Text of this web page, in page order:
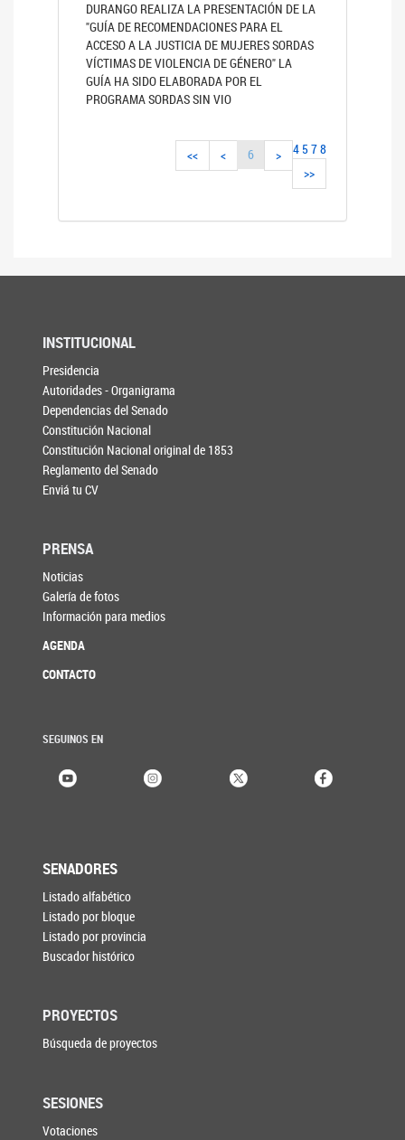
DURANGO REALIZA LA PRESENTACIÓN DE LA
"GUÍA DE RECOMENDACIONES PARA EL
ACCESO A LA JUSTICIA DE MUJERES SORDAS
VÍCTIMAS DE VIOLENCIA DE GÉNERO" LA
GUÍA HA SIDO ELABORADA POR EL
PROGRAMA SORDAS SIN VIO
<< < 4 5
6 78
>
>>
INSTITUCIONAL
Presidencia
Autoridades - Organigrama
Dependencias del Senado
Constitución Nacional
Constitución Nacional original de 1853
Reglamento del Senado
Enviá tu CV
PRENSA
Noticias
Galería de fotos
Información para medios
AGENDA
CONTACTO
SEGUINOS EN
SENADORES
Listado alfabético
Listado por bloque
Listado por provincia
Buscador histórico
PROYECTOS
Búsqueda de proyectos
SESIONES
Votaciones